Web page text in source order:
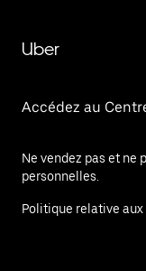
Uber
Accédez au
Ne vendez pas et ne
personnelles.
Politique relative aux